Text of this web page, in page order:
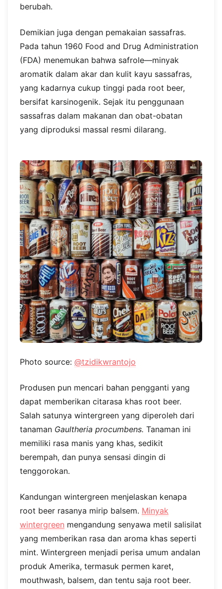
berubah.
Demikian juga dengan pemakaian sassafras.
Pada tahun 1960 Food and Drug Administration
(FDA) menemukan bahwa safrole—minyak
aromatik dalam akar dan kulit kayu sassafras,
yang kadarnya cukup tinggi pada root beer,
bersifat karsinogenik. Sejak itu penggunaan
sassafras dalam makanan dan obat-obatan
yang diproduksi massal resmi dilarang.
Photo source: @tzidikwrantojo
Produsen pun mencari bahan pengganti yang
dapat memberikan citarasa khas root beer.
Salah satunya wintergreen yang diperoleh dari
tanaman Gaultheria procumbens. Tanaman ini
memiliki rasa manis yang khas, sedikit
berempah, dan punya sensasi dingin di
tenggorokan.
Kandungan wintergreen menjelaskan kenapa
root beer rasanya mirip balsem. Minyak
wintergreen mengandung senyawa metil salisilat
yang memberikan rasa dan aroma khas seperti
mint. Wintergreen menjadi perisa umum andalan
produk Amerika, termasuk permen karet,
mouthwash, balsem, dan tentu saja root beer.